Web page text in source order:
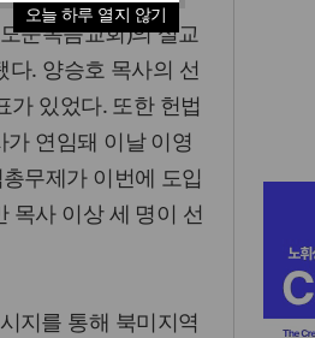
오늘 하루 열지 않기
순복음교회)의 설교
. 양승호 목사의 선
가 있었다. 또한 헌법
연임돼 이날 이영
무제가 이번에 도입
목사 이상 세 명이 선
지를 통해 북미지역